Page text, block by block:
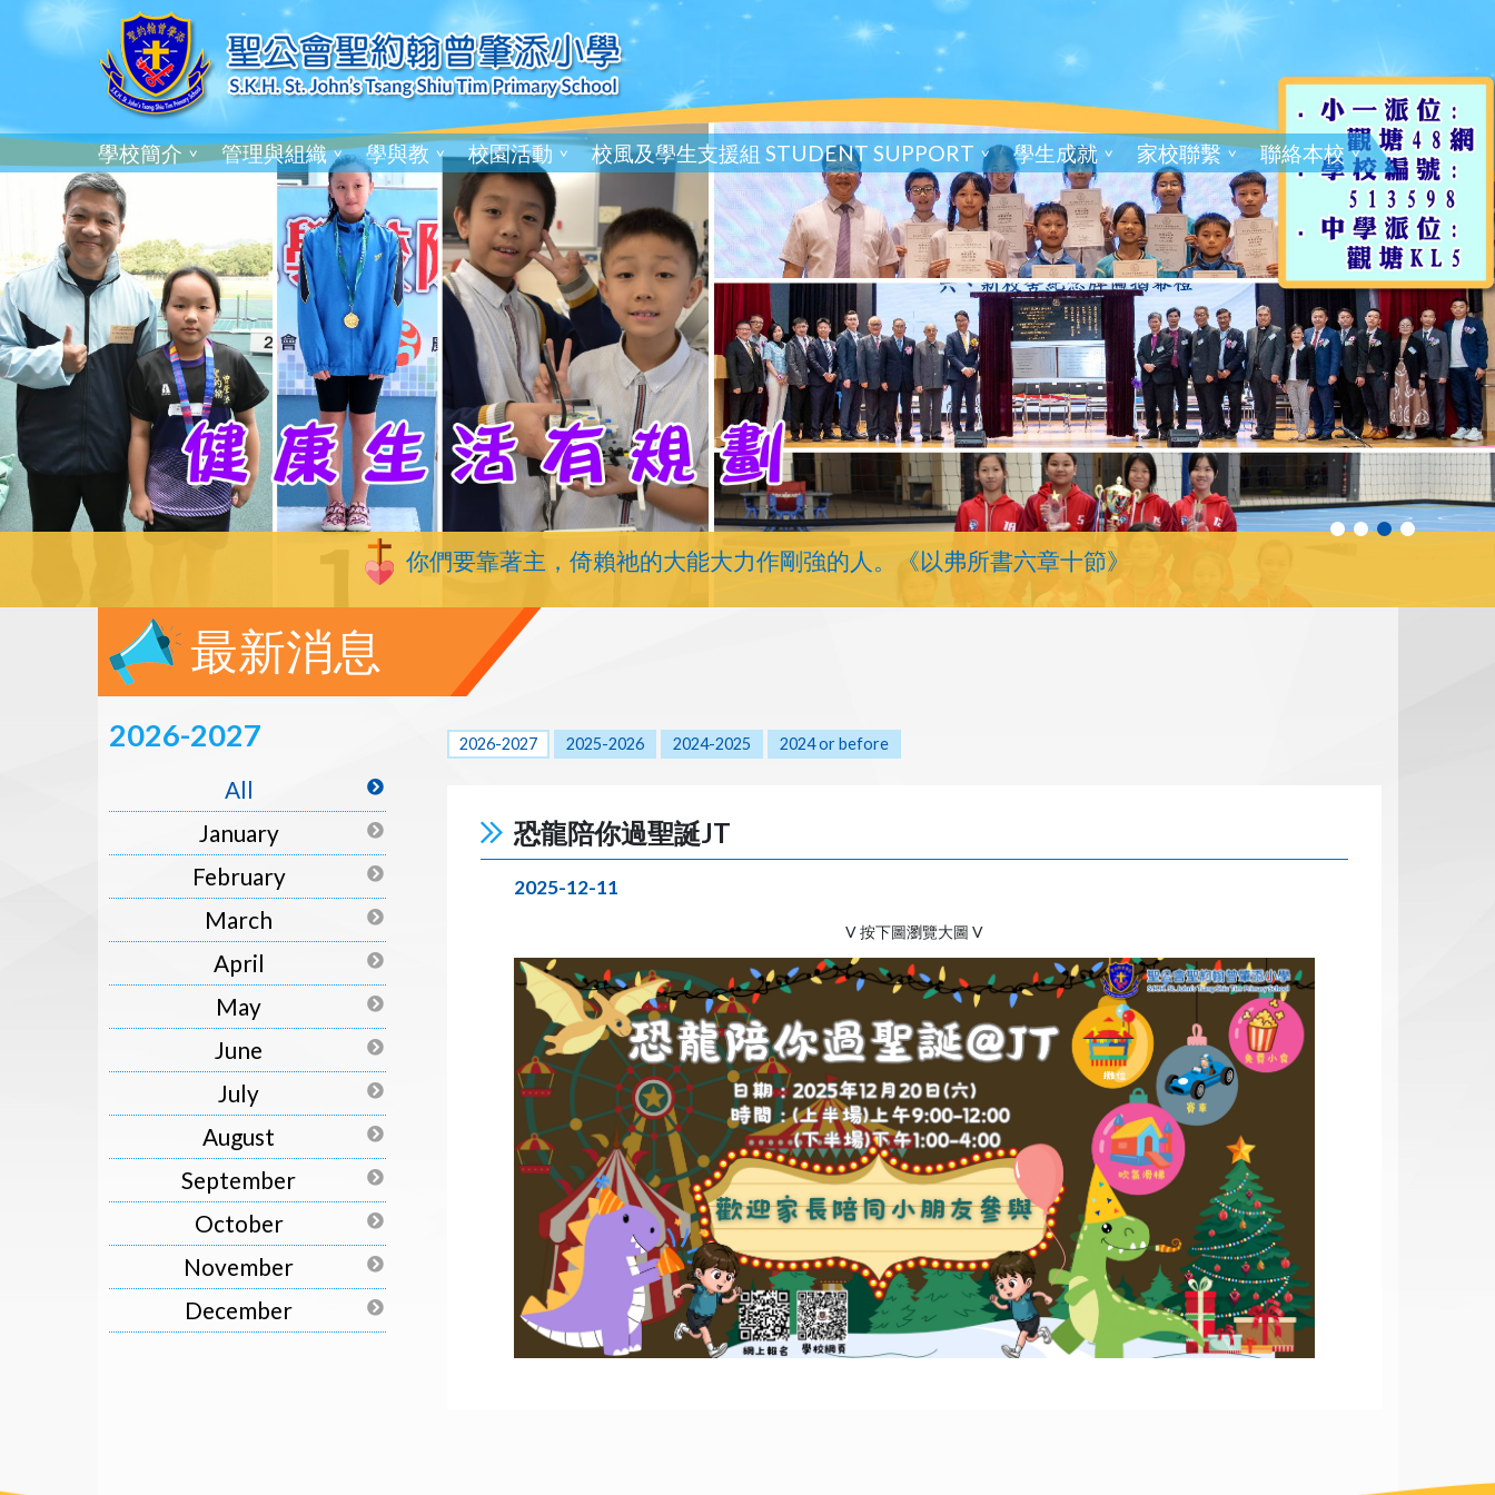
學校簡介 管理與組織 學與教 校園活動 校風及學生支援組 STUDENT SUPPORT 學生成就 家校聯繫 聯絡本校
你們要靠著主，倚賴祂的大能大力作剛強的人。《以弗所書六章十節》
最新消息
2026-2027
All
January
February
March
April
May
June
July
August
September
October
November
December
2026-2027 2025-2026 2024-2025 2024 or before
恐龍陪你過聖誕JT
2025-12-11
V 按下圖瀏覽大圖 V